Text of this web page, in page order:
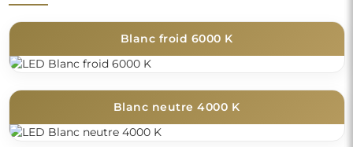
Blanc froid 6000 K
Blanc neutre 4000 K